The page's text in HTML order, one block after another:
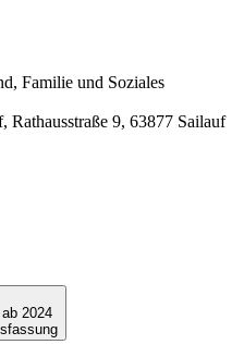
Familie und Soziales
Rathausstraße 9, 63877 Sailauf
2024